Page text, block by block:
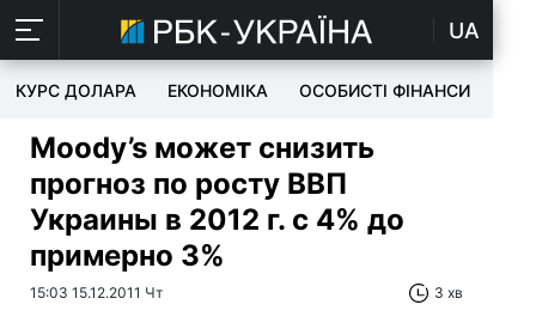
UA
КУРС ДОЛАРА ЕКОНОМІКА ОСОБИСТІ ФІНАНСИ
Moody’s может снизить
прогноз по росту ВВП
Украины в 2012 г. с 4% до
примерно 3%
15:03 15.12.2011 Чт 3 хв